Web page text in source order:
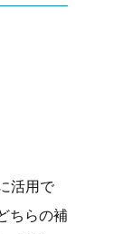
活用で
ちらの補